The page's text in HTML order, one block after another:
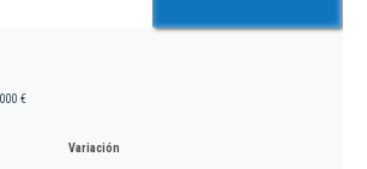
€
Variación